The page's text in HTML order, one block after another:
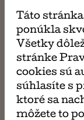
Táto
ponúkla
Všetky
stránke
cookies sú
súhlasíte s
ktoré sa
môžete to